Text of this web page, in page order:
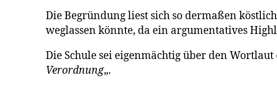
Die Begründung liest sich so dermaßen
weglassen könnte, da ein argumentatives
Die Schule sei eigenmächtig über den Wortlaut
Verordnung„.